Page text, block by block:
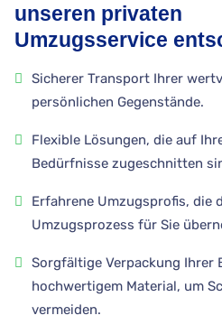
unseren privaten
Umzugsservice
Sicherer Transport Ihrer
persönlichen Gegenstände.
Flexible Lösungen, die auf
Bedürfnisse zugeschnitten
Erfahrene Umzugsprofis, die
Umzugsprozess für Sie
Sorgfältige Verpackung Ihrer
hochwertigem Material, um
vermeiden.